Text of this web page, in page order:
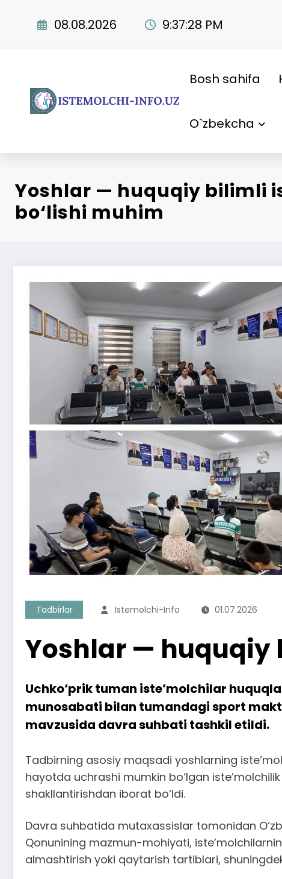
08.08.2026 9:37:29 PM
Bosh sahifa
O`zbekcha
Yoshlar — huquqiy bilimli
bo‘lishi muhim
Tadbirlar Istemolchi-Info 01.07.2026
Yoshlar — huquqiy
Uchko‘prik tuman iste’molchilar
munosabati bilan tumandagi sport
mavzusida davra suhbati tashkil etildi.
Tadbirning asosiy maqsadi yoshlarning
hayotda uchrashi mumkin bo‘lgan
shakllantirishdan iborat bo‘ldi.
Davra suhbatida mutaxassislar tomonidan
Qonunining mazmun-mohiyati,
almashtirish yoki qaytarish tartiblari,